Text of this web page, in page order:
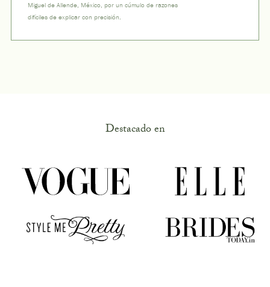
Miguel de Allende, México, por un cúmulo de razones
difíciles de explicar con precisión.
Destacado en